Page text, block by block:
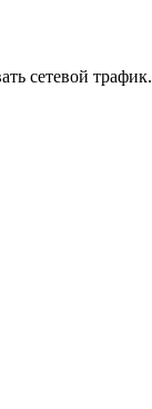
сетевой трафик.